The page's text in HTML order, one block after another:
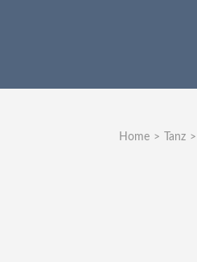
Home > Tanz >